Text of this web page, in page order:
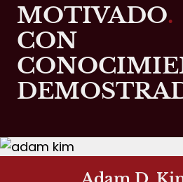
MOTIVADO.
CON